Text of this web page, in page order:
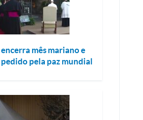
encerra mês mariano e
pela paz mundial